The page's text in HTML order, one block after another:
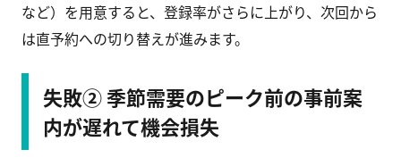
など）を用意すると、登録率がさらに上がり、次回から
は直予約への切り替えが進みます。
失敗② 季節需要のピーク前の事前案
内が遅れて機会損失